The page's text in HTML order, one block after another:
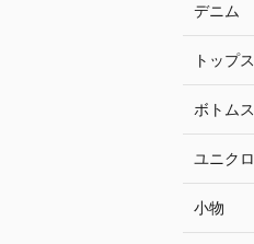
デニム
トップス
ボトムス
ユニクロ
小物